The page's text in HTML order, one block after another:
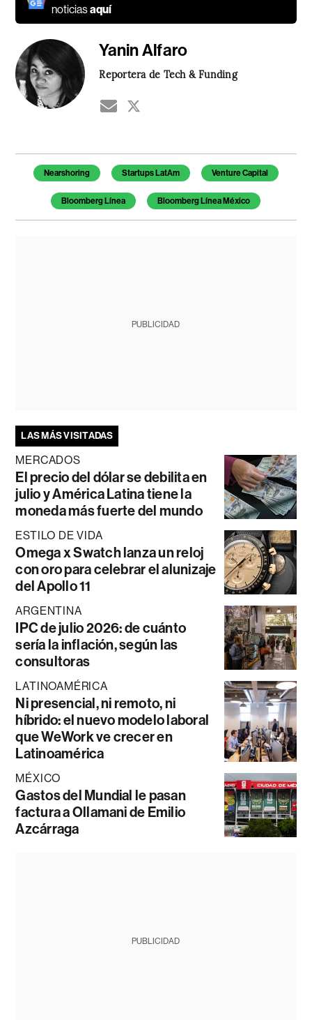
noticiasaquí
Yanin Alfaro
Reportera de Tech & Funding
Temas de este artículo
Nearshoring Startups LatAm Venture Capital
Bloomberg Línea Bloomberg Línea México
PUBLICIDAD
LAS MÁS VISITADAS
MERCADOS
El precio del dólar se debilita en
julio y América Latina tiene la
moneda más fuerte del mundo
ESTILO DE VIDA
Omega x Swatch lanza un reloj
con oro para celebrar el alunizaje
del Apollo 11
ARGENTINA
IPC de julio 2026: de cuánto
sería la inflación, según las
consultoras
LATINOAMÉRICA
Ni presencial, ni remoto, ni
híbrido: el nuevo modelo laboral
que WeWork ve crecer en
Latinoamérica
MÉXICO
Gastos del Mundial le pasan
factura a Ollamani de Emilio
Azcárraga
PUBLICIDAD